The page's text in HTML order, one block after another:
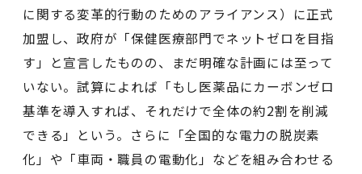
に関する変⾰的⾏動のためのアライアンス）に正式
加盟し、政府が「保健医療部門でネットゼロを目指
す」と宣言したものの、まだ明確な計画には至って
いない。試算によれば「もし医薬品にカーボンゼロ
基準を導入すれば、それだけで全体の約2割を削減
できる」という。さらに「全国的な電力の脱炭素
化」や「車両・職員の電動化」などを組み合わせる